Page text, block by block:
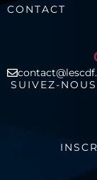
CONTACT
SUIVEZ-NOUS